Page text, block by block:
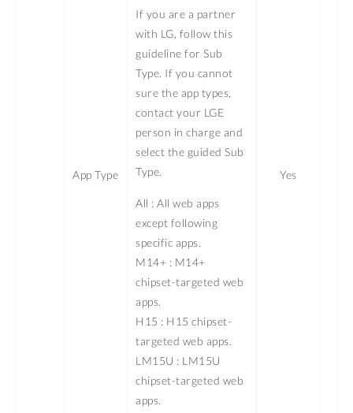
App Type
If you are a partner
with LG, follow this
guideline for Sub
Type. If you cannot
sure the app types,
contact your LGE
person in charge and
select the guided Sub
Type.
All : All web apps
except following
specific apps.
M14+ : M14+
chipset-targeted web
apps.
H15 : H15 chipset-
targeted web apps.
LM15U : LM15U
chipset-targeted web
apps.
Yes